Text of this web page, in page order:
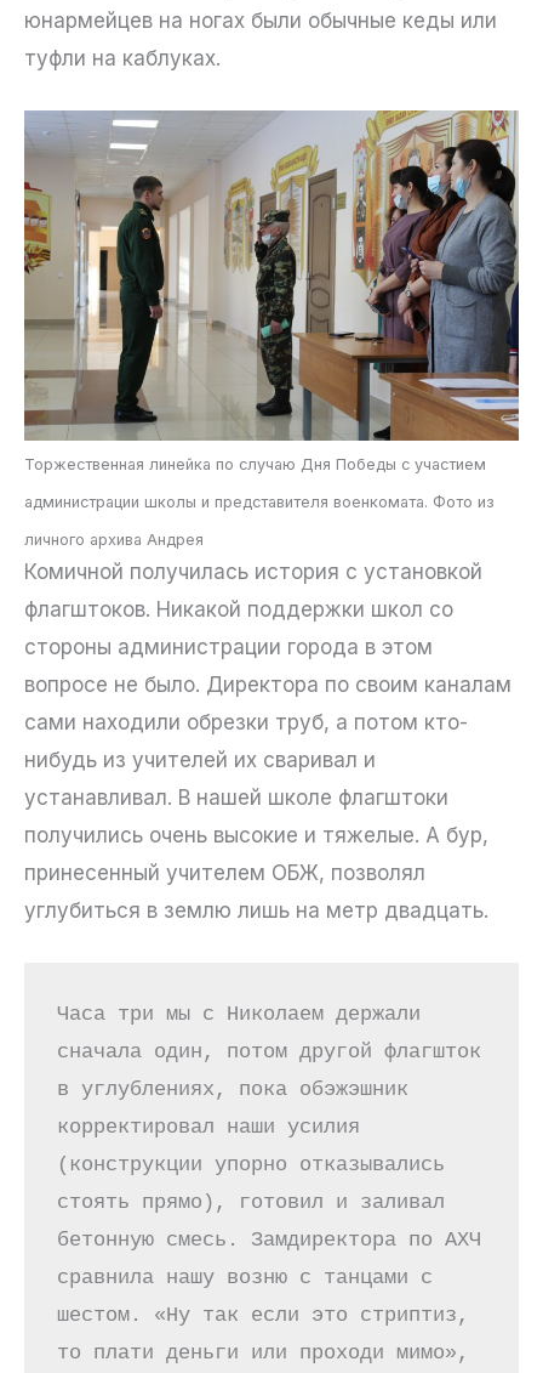
юнармейцев на ногах были обычные кеды или
туфли на каблуках.
Торжественная линейка по случаю Дня Победы с участием
администрации школы и представителя военкомата. Фото из
личного архива Андрея
Комичной получилась история с установкой
флагштоков. Никакой поддержки школ со
стороны администрации города в этом
вопросе не было. Директора по своим каналам
сами находили обрезки труб, а потом кто-
нибудь из учителей их сваривал и
устанавливал. В нашей школе флагштоки
получились очень высокие и тяжелые. А бур,
принесенный учителем ОБЖ, позволял
углубиться в землю лишь на метр двадцать.
Часа три мы с Николаем держали
сначала один, потом другой флагшток
в углублениях, пока обэжэшник
корректировал наши усилия
(конструкции упорно отказывались
стоять прямо), готовил и заливал
бетонную смесь. Замдиректора по АХЧ
сравнила нашу возню с танцами с
шестом. «Ну так если это стриптиз,
то плати деньги или проходи мимо»,